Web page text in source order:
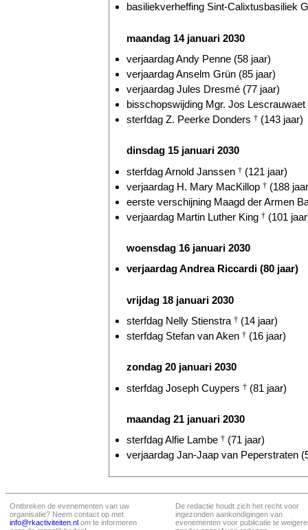
basiliekverheffing Sint-Calixtusbasiliek
maandag 14 januari 2030
verjaardag Andy Penne (58 jaar)
verjaardag Anselm Grün (85 jaar)
verjaardag Jules Dresmé (77 jaar)
bisschopswijding Mgr. Jos Lescrauwaet
sterfdag Z. Peerke Donders † (143 jaar)
dinsdag 15 januari 2030
sterfdag Arnold Janssen † (121 jaar)
verjaardag H. Mary MacKillop † (188
eerste verschijning Maagd der Armen
verjaardag Martin Luther King † (101
woensdag 16 januari 2030
verjaardag Andrea Riccardi (80 jaar)
vrijdag 18 januari 2030
sterfdag Nelly Stienstra † (14 jaar)
sterfdag Stefan van Aken † (16 jaar)
zondag 20 januari 2030
sterfdag Joseph Cuypers † (81 jaar)
maandag 21 januari 2030
sterfdag Alfie Lambe † (71 jaar)
verjaardag Jan-Jaap van Peperstraten
Ontbreken de evenementen van uw
organisatie? Neem contact op met
info@rkactiviteiten.nl om te informeren
De redactie houdt zich het recht voor
ingezonden aankondigingen van
evenementen voor publicatie te